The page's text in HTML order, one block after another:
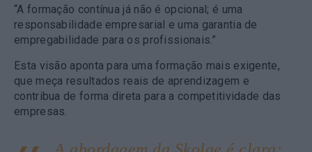
“A formação contínua já não é opcional; é uma
responsabilidade empresarial e uma garantia de
empregabilidade para os profissionais.”
Esta visão aponta para uma formação mais exigente,
que meça resultados reais de aprendizagem e
contribua de forma direta para a competitividade das
empresas.